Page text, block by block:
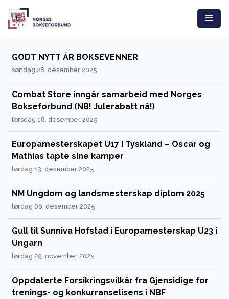
GODT NYTT ÅR BOKSEVENNER
søndag 28. desember 2025
Combat Store inngår samarbeid med Norges
Bokseforbund (NB! Julerabatt nå!)
torsdag 18. desember 2025
Europamesterskapet U17 i Tyskland – Oscar og
Mathias tapte sine kamper
lørdag 13. desember 2025
NM Ungdom og landsmesterskap diplom 2025
lørdag 06. desember 2025
Gull til Sunniva Hofstad i Europamesterskap U23 i
Ungarn
lørdag 29. november 2025
Oppdaterte Forsikringsvilkår fra Gjensidige for
trenings- og konkurranselisens i NBF